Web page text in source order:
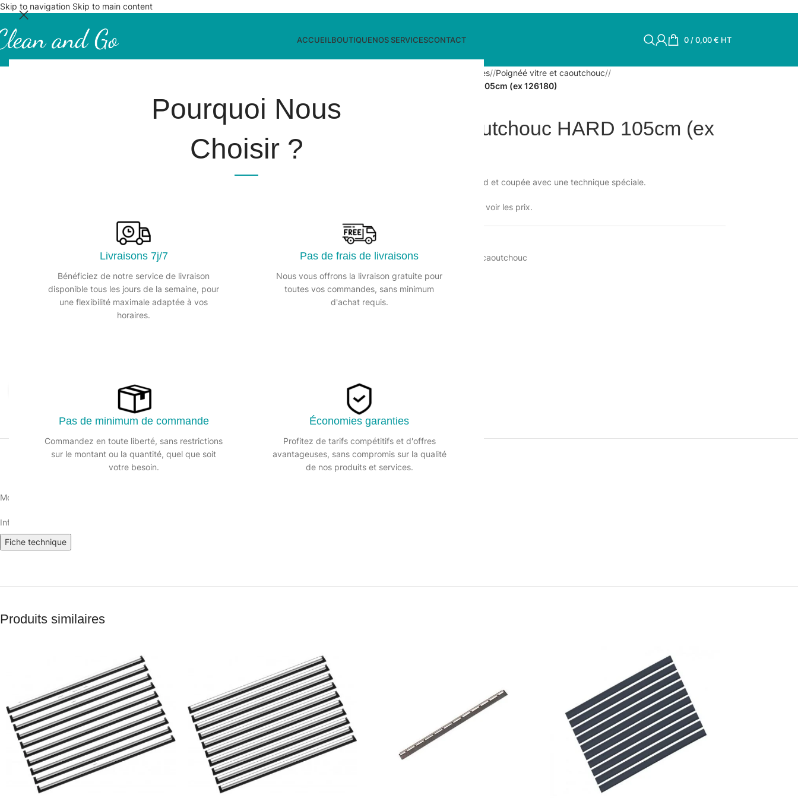
Pourquoi Nous
Choisir ?
Livraisons 7j/7
Bénéficiez de notre service de livraison
disponible tous les jours de la semaine, pour
une flexibilité maximale adaptée à vos
horaires.
Pas de frais de livraisons
Nous vous offrons la livraison gratuite pour
toutes vos commandes, sans minimum
d'achat requis.
Pas de minimum de commande
Commandez en toute liberté, sans restrictions
sur le montant ou la quantité, quel que soit
votre besoin.
Économies garanties
Profitez de tarifs compétitifs et d'offres
avantageuses, sans compromis sur la qualité
de nos produits et services.
Skip to navigation Skip to main content
ACCUEILBOUTIQUENOS SERVICESCONTACT 0 /0,00€ HT
Hygiène des surfaces/ Poignéé vitre et caoutchouc/
Lamelle caoutchouc HARD 105cm (ex 126180)
Lamelle caoutchouc HARD 105cm (ex
Moulée sous pression à chaud et coupée avec une technique spéciale.
Veuillez vous connecter pour voir les prix.
UGS :
Catégorie : Poignéé vitre et caoutchouc
Partager:
DESCRIPTION
Moulée sous pression à chaud et coupée avec une technique spéciale.
Informations sur le produit :
Fiche technique
Produits similaires